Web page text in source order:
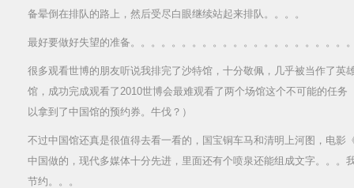
备晕倒在排队的路上，然后受尽白眼继续站起来排队。。。。
最好要做好失望的准备。。。。。。。。。。。。。。。。。。。。。
很多观看世博的朋友听说我排完了沙特馆，十分敬佩，几乎被当作了英
馆，成功完成观看了2010世博会最难观看了两个场馆这个不可能的任务
以拿到了中国馆的预约券。牛伐？）
不过中国馆还真是很值得去看一看的，国宝铜车马和清明上河图，电影
中国做的，现代多媒体十分先进，里面还有个喷泉还能组成文字。。。
节约。。。